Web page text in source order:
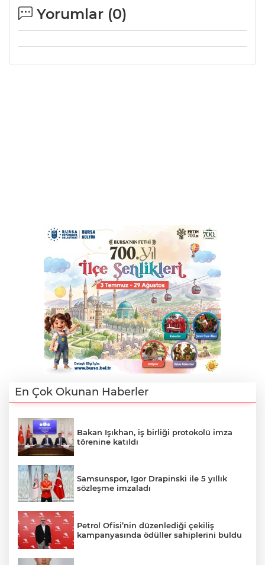
Yorumlar (0)
En Çok Okunan Haberler
Bakan Işıkhan, iş birliği protokolü imza
törenine katıldı
Samsunspor, Igor Drapinski ile 5 yıllık
sözleşme imzaladı
Petrol Ofisi’nin düzenlediği çekiliş
kampanyasında ödüller sahiplerini buldu